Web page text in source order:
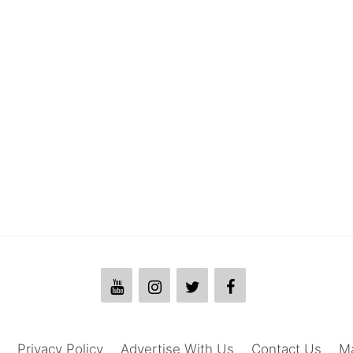
Contact Us
Advertise With Us
Privacy Policy